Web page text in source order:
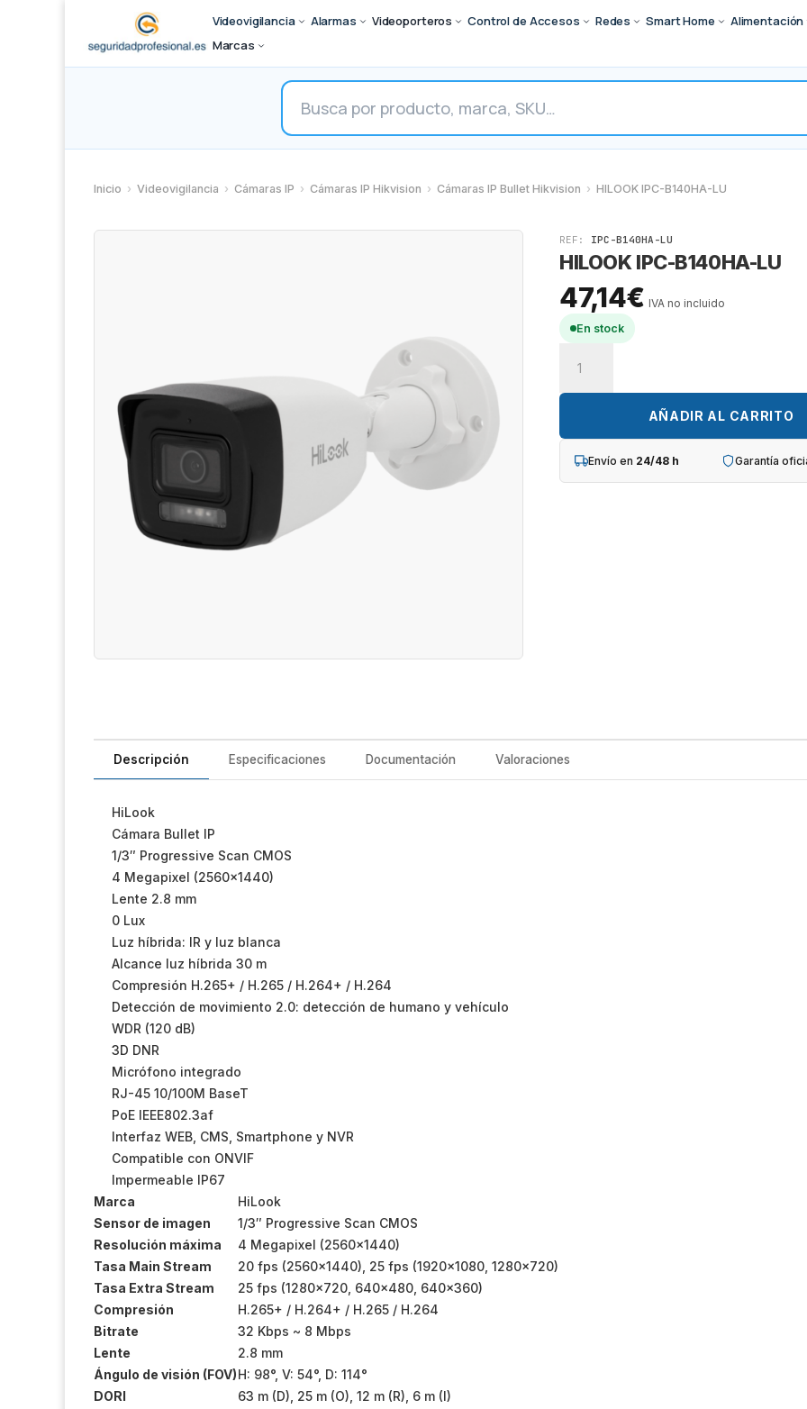
Videovigilancia Alarmas Videoporteros Control de Accesos Redes Smart Home
Alimentación
Marcas
Búsqueda
productos
Inicio › Videovigilancia › Cámaras IP › Cámaras IP Hikvision › Cámaras IP Bullet Hikvision › HILOOK IPC-B140HA-LU
REF: IPC-B140HA-LU
HILOOK IPC-B140HA-LU
47,14€ IVA no incluido
En stock
IPC-
B140HA-
cantidad
AÑADIR AL CARRITO
Envío en 24/48 h Garantía
Descripción Especificaciones Documentación Valoraciones
HiLook
Cámara Bullet IP
1/3″ Progressive Scan CMOS
4 Megapixel (2560×1440)
Lente 2.8 mm
0 Lux
Luz híbrida: IR y luz blanca
Alcance luz híbrida 30 m
Compresión H.265+ / H.265 / H.264+ / H.264
Detección de movimiento 2.0: detección de humano y vehículo
WDR (120 dB)
3D DNR
Micrófono integrado
RJ-45 10/100M BaseT
PoE IEEE802.3af
Interfaz WEB, CMS, Smartphone y NVR
Compatible con ONVIF
Impermeable IP67
Marca
HiLook
Sensor de imagen
1/3″ Progressive Scan CMOS
Resolución máxima
4 Megapixel (2560×1440)
Tasa Main Stream
20 fps (2560×1440), 25 fps (1920×1080, 1280×720)
Tasa Extra Stream
25 fps (1280×720, 640×480, 640×360)
Compresión
H.265+ / H.264+ / H.265 / H.264
Bitrate
32 Kbps ~ 8 Mbps
Lente
2.8 mm
Ángulo de visión (FOV)H: 98°, V: 54°, D: 114°
DORI
63 m (D), 25 m (O), 12 m (R), 6 m (I)